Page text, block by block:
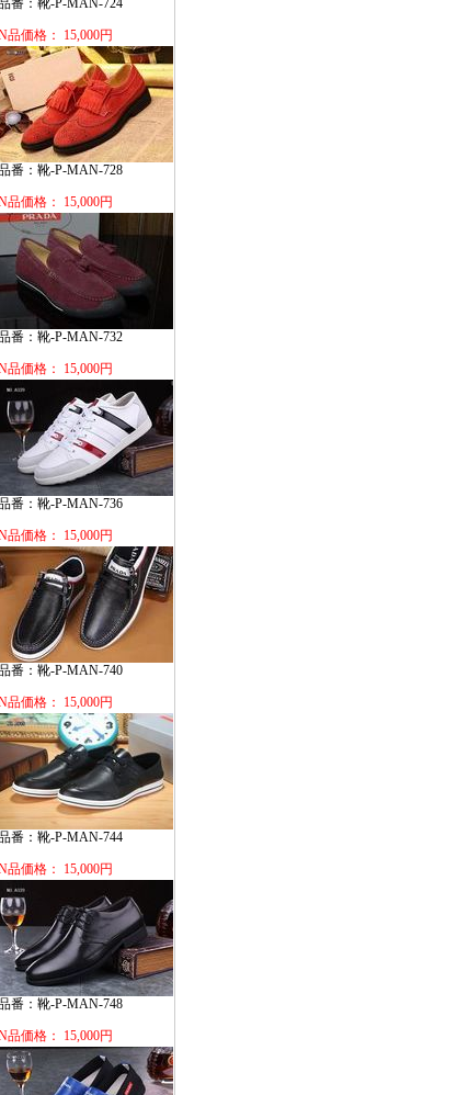
番：靴-P-MAN-724
品価格： 15,000円
番：靴-P-MAN-728
品価格： 15,000円
番：靴-P-MAN-732
品価格： 15,000円
番：靴-P-MAN-736
品価格： 15,000円
番：靴-P-MAN-740
品価格： 15,000円
番：靴-P-MAN-744
品価格： 15,000円
番：靴-P-MAN-748
品価格： 15,000円